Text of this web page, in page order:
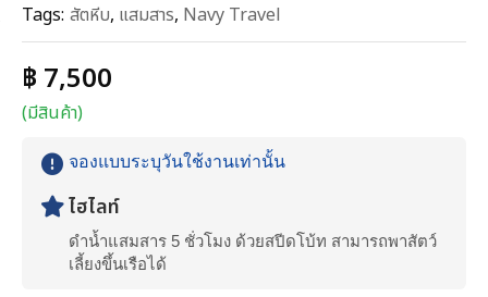
Tags: สัตหีบ, แสมสาร, Navy Travel
฿ 7,500
(มีสินค้า)
จองแบบระบุวันใช้งานเท่านั้น
ไฮไลท์
ดำน้ำแสมสาร 5 ชั่วโมง ด้วยสปีดโบ้ท สามารถพาสัตว์
เลี้ยงขึ้นเรือได้